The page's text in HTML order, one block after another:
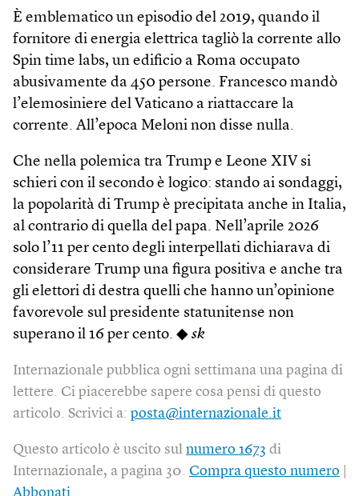
È emblematico un episodio del 2019, quando il
fornitore di energia elettrica tagliò la corrente allo
Spin time labs, un edificio a Roma occupato
abusivamente da 450 persone. Francesco mandò
l’elemosiniere del Vaticano a riattaccare la
corrente. All’epoca Meloni non disse nulla.
Che nella polemica tra Trump e Leone XIV si
schieri con il secondo è logico: stando ai sondaggi,
la popolarità di Trump è precipitata anche in Italia,
al contrario di quella del papa. Nell’aprile 2026
solo l’11 per cento degli interpellati dichiarava di
considerare Trump una figura positiva e anche tra
gli elettori di destra quelli che hanno un’opinione
favorevole sul presidente statunitense non
superano il 16 per cento. ◆ sk
Internazionale pubblica ogni settimana una pagina di
lettere. Ci piacerebbe sapere cosa pensi di questo
articolo. Scrivici a: posta@internazionale.it
Questo articolo è uscito sul numero 1673 di
Internazionale, a pagina 30. Compra questo numero